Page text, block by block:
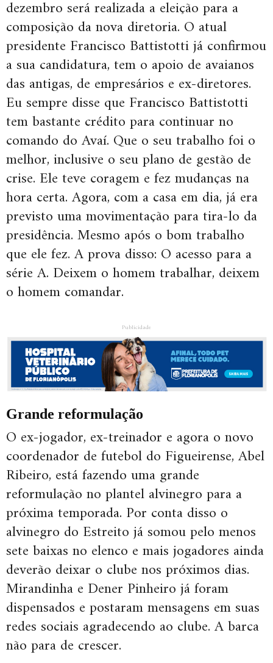
dezembro será realizada a eleição para a
composição da nova diretoria. O atual
presidente Francisco Battistotti já confirmou
a sua candidatura, tem o apoio de avaianos
das antigas, de empresários e ex-diretores.
Eu sempre disse que Francisco Battistotti
tem bastante crédito para continuar no
comando do Avaí. Que o seu trabalho foi o
melhor, inclusive o seu plano de gestão de
crise. Ele teve coragem e fez mudanças na
hora certa. Agora, com a casa em dia, já era
previsto uma movimentação para tira-lo da
presidência. Mesmo após o bom trabalho
que ele fez. A prova disso: O acesso para a
série A. Deixem o homem trabalhar, deixem
o homem comandar.
Publicidade
Grande reformulação
O ex-jogador, ex-treinador e agora o novo
coordenador de futebol do Figueirense, Abel
Ribeiro, está fazendo uma grande
reformulação no plantel alvinegro para a
próxima temporada. Por conta disso o
alvinegro do Estreito já somou pelo menos
sete baixas no elenco e mais jogadores ainda
deverão deixar o clube nos próximos dias.
Mirandinha e Dener Pinheiro já foram
dispensados e postaram mensagens em suas
redes sociais agradecendo ao clube. A barca
não para de crescer.